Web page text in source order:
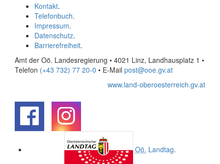
Kontakt.
Telefonbuch.
Impressum.
Datenschutz.
Barrierefreiheit.
Amt der Oö. Landesregierung • 4021 Linz, Landhausplatz 1 •
Telefon (+43 732) 77 20-0 • E-Mail post@ooe.gv.at
www.land-oberoesterreich.gv.at
Oö. Landtag.